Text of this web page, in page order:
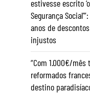
estivesse escrito
Segurança
anos de
injustos
“Com 1.000€/
reformados
destino